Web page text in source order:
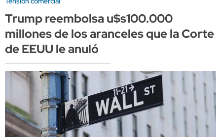
Trump reembolsa u$s100.000
millones de los aranceles que la Corte
de EEUU le anuló